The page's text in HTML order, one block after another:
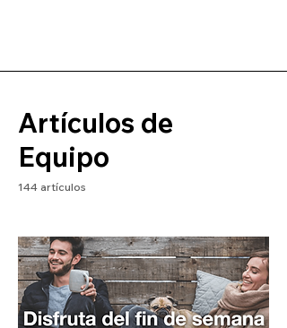
Artículos de
Equipo
144 artículos